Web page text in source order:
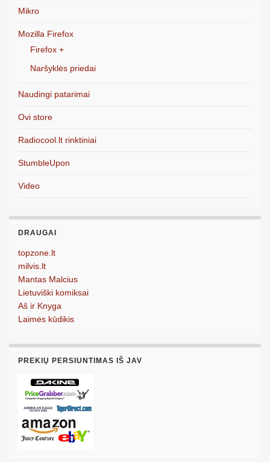
Mikro
Mozilla Firefox
Firefox +
Naršyklės priedai
Naudingi patarimai
Ovi store
Radiocool.lt rinktiniai
StumbleUpon
Video
DRAUGAI
topzone.lt
milvis.lt
Mantas Malcius
Lietuviški komiksai
Aš ir Knyga
Laimės kūdikis
PREKIŲ PERSIUNTIMAS IŠ JAV